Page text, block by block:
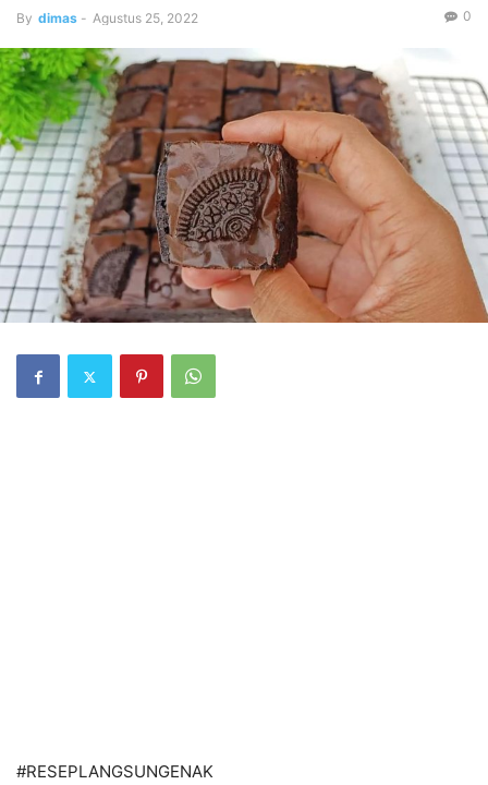
By dimas - Agustus 25, 2022 0
#RESEPLANGSUNGENAK